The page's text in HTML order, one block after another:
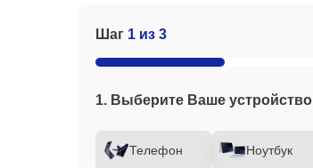
Шаг 1 из 3
1. Выберите Ваше устройство
Телефон Ноутбук